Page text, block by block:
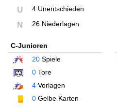
U 4 Unentschieden
N 26 Niederlagen
C-Junioren
20 Spiele
0 Tore
4 Vorlagen
0 Gelbe Karten